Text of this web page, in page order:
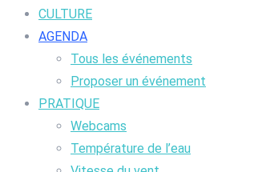
CULTURE
AGENDA
Tous les événements
Proposer un événement
PRATIQUE
Webcams
Température de l’eau